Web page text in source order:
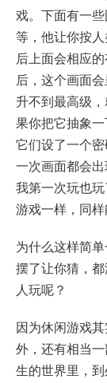
戏。下面有一
等，他让你按
后上面会相应
后，这个画面
升不到最高级
果你把它抽象
它们设了一个
一次画面都会
我第一次玩也
游戏一样，同样
为什么这样简
摆了让你猜，
人玩呢？
因为休闲游戏
外，还有相当
生的世界里，